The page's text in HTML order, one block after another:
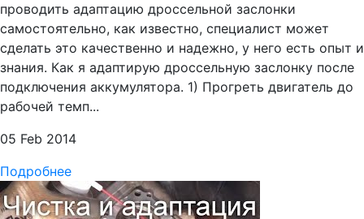
проводить адаптацию дроссельной заслонки
самостоятельно, как известно, специалист может
сделать это качественно и надежно, у него есть опыт и
знания. Как я адаптирую дроссельную заслонку после
подключения аккумулятора. 1) Прогреть двигатель до
рабочей темп...
05 Feb 2014
Подробнее